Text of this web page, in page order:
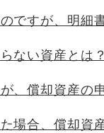
ですが、明細
ない資産とは？
、償却資産の
場合、償却資